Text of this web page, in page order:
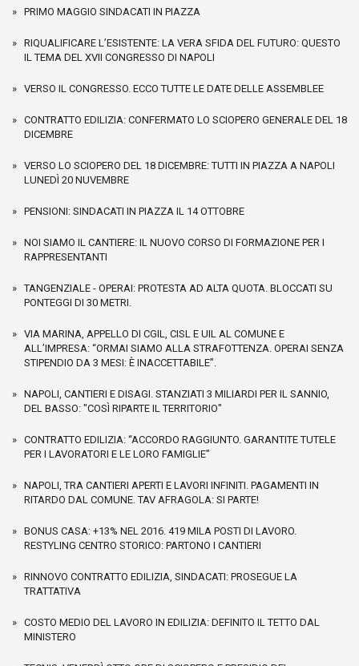
PRIMO MAGGIO SINDACATI IN PIAZZA
RIQUALIFICARE L’ESISTENTE: LA VERA SFIDA DEL FUTURO: QUESTO
IL TEMA DEL XVII CONGRESSO DI NAPOLI
VERSO IL CONGRESSO. ECCO TUTTE LE DATE DELLE ASSEMBLEE
CONTRATTO EDILIZIA: CONFERMATO LO SCIOPERO GENERALE DEL 18
DICEMBRE
VERSO LO SCIOPERO DEL 18 DICEMBRE: TUTTI IN PIAZZA A NAPOLI
LUNEDÌ 20 NUVEMBRE
PENSIONI: SINDACATI IN PIAZZA IL 14 OTTOBRE
NOI SIAMO IL CANTIERE: IL NUOVO CORSO DI FORMAZIONE PER I
RAPPRESENTANTI
TANGENZIALE - OPERAI: PROTESTA AD ALTA QUOTA. BLOCCATI SU
PONTEGGI DI 30 METRI.
VIA MARINA, APPELLO DI CGIL, CISL E UIL AL COMUNE E
ALL’IMPRESA: “ORMAI SIAMO ALLA STRAFOTTENZA. OPERAI SENZA
STIPENDIO DA 3 MESI: È INACCETTABILE”.
NAPOLI, CANTIERI E DISAGI. STANZIATI 3 MILIARDI PER IL SANNIO,
DEL BASSO: "COSÌ RIPARTE IL TERRITORIO"
CONTRATTO EDILIZIA: “ACCORDO RAGGIUNTO. GARANTITE TUTELE
PER I LAVORATORI E LE LORO FAMIGLIE”
NAPOLI, TRA CANTIERI APERTI E LAVORI INFINITI. PAGAMENTI IN
RITARDO DAL COMUNE. TAV AFRAGOLA: SI PARTE!
BONUS CASA: +13% NEL 2016. 419 MILA POSTI DI LAVORO.
RESTYLING CENTRO STORICO: PARTONO I CANTIERI
RINNOVO CONTRATTO EDILIZIA, SINDACATI: PROSEGUE LA
TRATTATIVA
COSTO MEDIO DEL LAVORO IN EDILIZIA: DEFINITO IL TETTO DAL
MINISTERO